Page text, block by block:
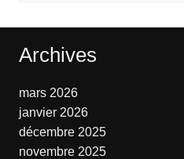
Archives
mars 2026
janvier 2026
décembre 2025
novembre 2025